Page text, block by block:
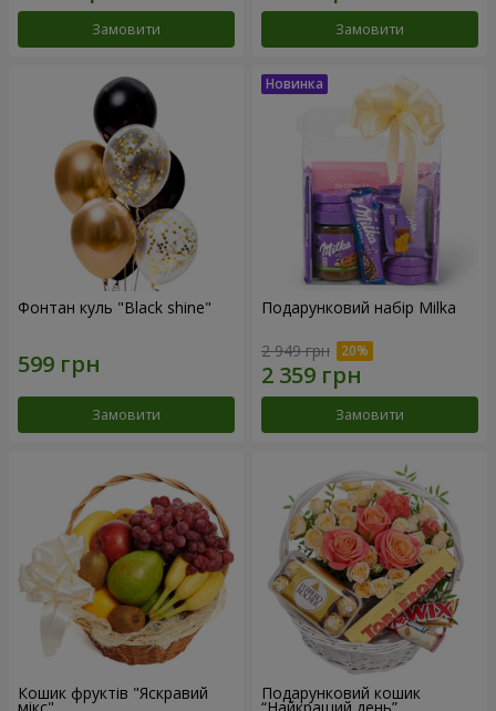
Замовити Замовити
Фонтан куль "Black shine"
Замовити
Подарунковий набір Milka
2 949 грн
Замовити
Кошик фруктів "Яскравий
мікс"
Подарунковий кошик
“Найкращий день”